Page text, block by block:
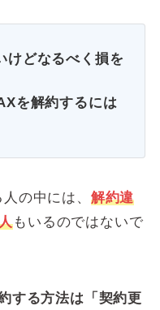
けどなるべく損を
を解約するには
の中には、 解約違
もいるのではないで
する方法は「契約更